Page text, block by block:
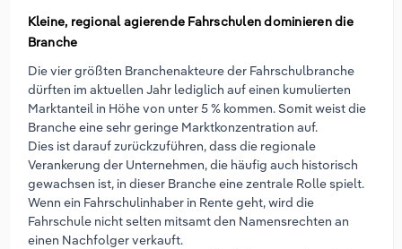
Kleine, regional agierende Fahrschulen dominieren die
Branche
Die vier größten Branchenakteure der Fahrschulbranche
dürften im aktuellen Jahr lediglich auf einen kumulierten
Marktanteil in Höhe von unter 5 % kommen. Somit weist die
Branche eine sehr geringe Marktkonzentration auf.
Dies ist darauf zurückzuführen, dass die regionale
Verankerung der Unternehmen, die häufig auch historisch
gewachsen ist, in dieser Branche eine zentrale Rolle spielt.
Wenn ein Fahrschulinhaber in Rente geht, wird die
Fahrschule nicht selten mitsamt den Namensrechten an
einen Nachfolger verkauft.